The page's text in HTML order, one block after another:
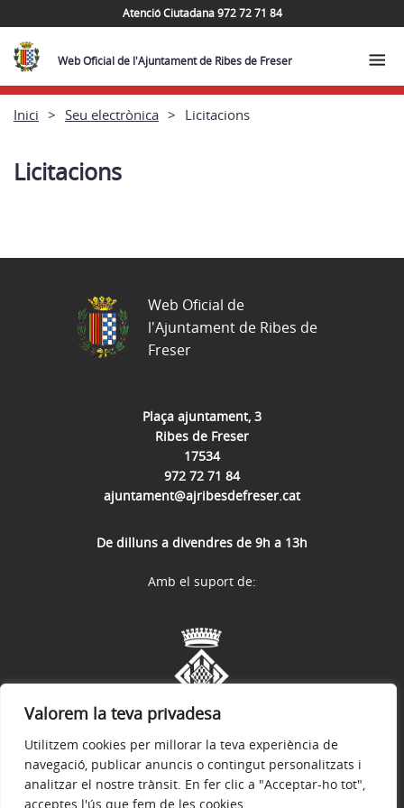
Valorem la teva privadesa
Utilitzem cookies per millorar la teva experiència de
navegació, publicar anuncis o contingut personalitzats i
analitzar el nostre trànsit. En fer clic a "Acceptar-ho tot",
acceptes l'ús que fem de les cookies.
Atenció Ciutadana 972 72 71 84
Web Oficial de l'Ajuntament de Ribes de Freser
Inici Seu electrònica Licitacions
Licitacions
Plaça ajuntament, 3
Ribes de Freser
17534
972 72 71 84
ajuntament@ajribesdefreser.cat
De dilluns a divendres de 9h a 13h
Web Oficial de
l'Ajuntament de Ribes de
Freser
Amb el suport de: